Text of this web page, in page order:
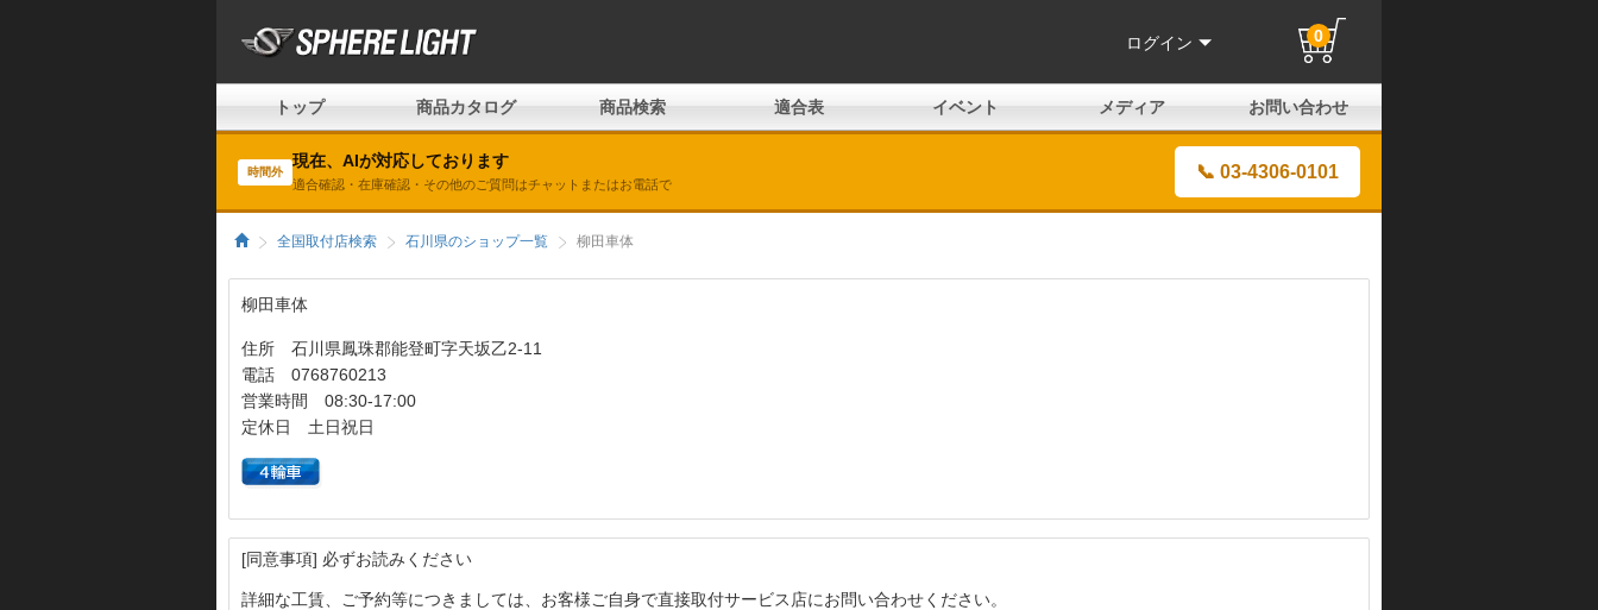
ログイン 0
トップ 商品カタログ 商品検索 適合表 イベント メディア お問い合わせ
時間外
現在、AIが対応しております
適合確認・在庫確認・その他のご質問はチャットまたはお電話で
📞 03-4306-0101
全国取付店検索 石川県のショップ一覧 柳田車体
柳田車体
住所 石川県鳳珠郡能登町字天坂乙2-11
電話 0768760213
営業時間 08:30-17:00
定休日 土日祝日
[同意事項] 必ずお読みください
詳細な工賃、ご予約等につきましては、お客様ご自身で直接取付サービス店にお問い合わせください。